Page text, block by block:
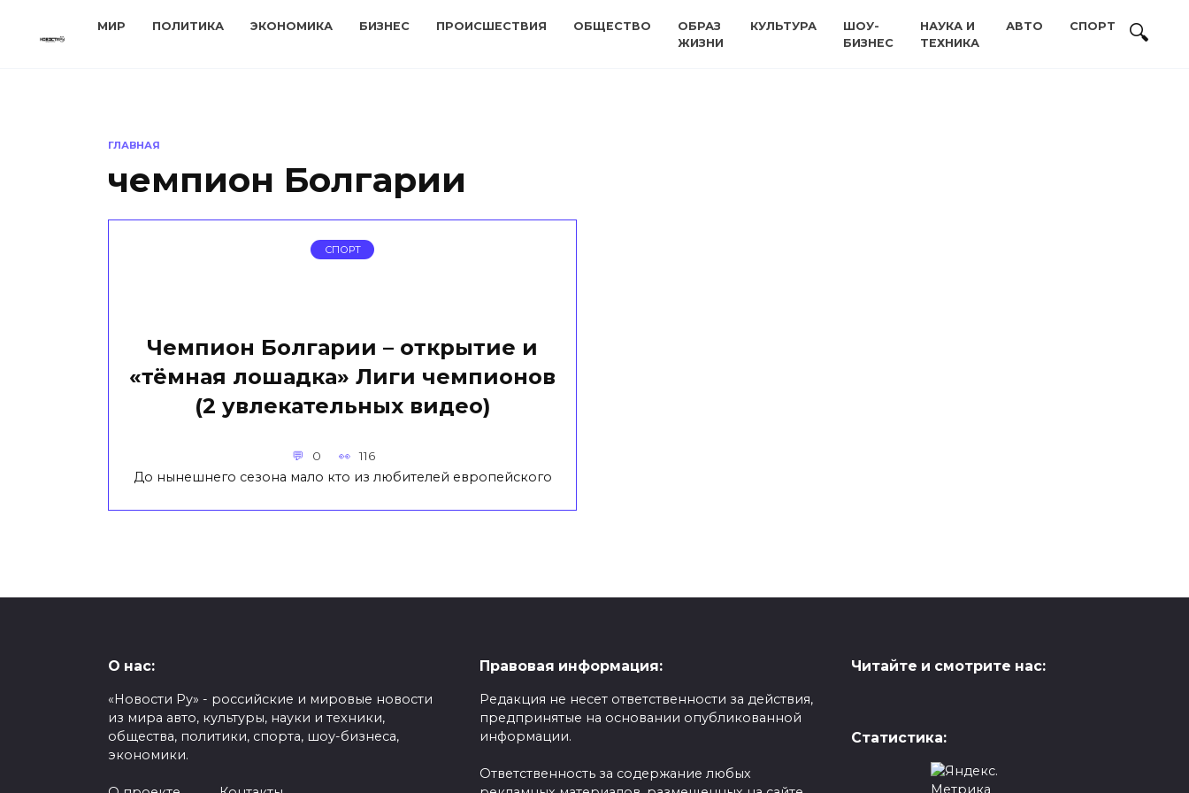
МИР ПОЛИТИКА ЭКОНОМИКА БИЗНЕС ПРОИСШЕСТВИЯ ОБЩЕСТВО
ОБРАЗ
ЖИЗНИ
КУЛЬТУРА
ШОУ-
БИЗНЕС
НАУКА И
ТЕХНИКА
АВТО СПОРТ
ГЛАВНАЯ
чемпион Болгарии
СПОРТ
Чемпион Болгарии – открытие и
«тёмная лошадка» Лиги чемпионов
(2 увлекательных видео)
0 116
До нынешнего сезона мало кто из любителей европейского
О нас:
«Новости Ру» - российские и мировые новости
из мира авто, культуры, науки и техники,
общества, политики, спорта, шоу-бизнеса,
экономики.
Правовая информация:
Редакция не несет ответственности за действия,
предпринятые на основании опубликованной
информации.
Ответственность за содержание любых
Читайте и смотрите нас:
Статистика: